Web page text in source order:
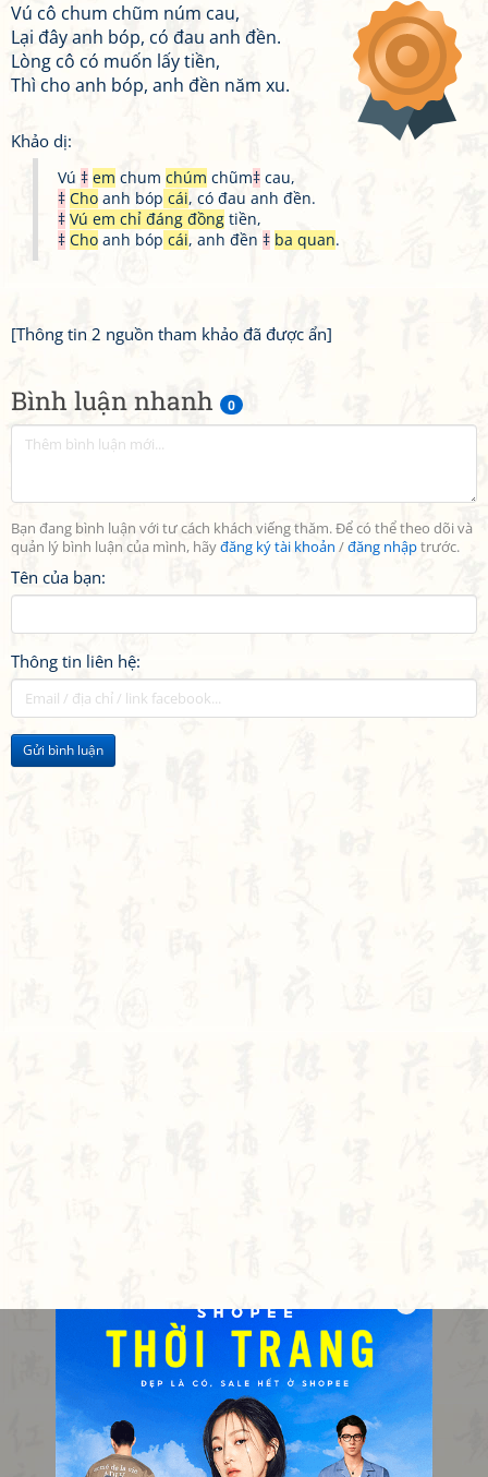
Bình luận nhanh 0
Bạn đang bình luận với tư cách khách viếng thăm. Để có thể theo dõi và
quản lý bình luận của mình, hãyđăng ký tài khoản /đăng nhậptrước.
Tên của bạn:
Thông tin liên hệ:
Gửi bình luận
Vú cô chum chũm núm cau,
Lại đây anh bóp, có đau anh đền.
Lòng cô có muốn lấy tiền,
Thì cho anh bóp, anh đền năm xu.
Khảo dị:
Vú ‡ em chum chúm chũm‡ cau,
‡ Cho anh bóp cái, có đau anh đền.
‡ Vú em chỉ đáng đồng tiền,
‡ Cho anh bóp cái, anh đền ‡ ba quan.
[Thông tin 2 nguồn tham khảo đã được ẩn]